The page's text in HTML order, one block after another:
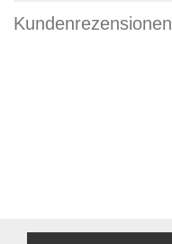
Kundenrezensionen